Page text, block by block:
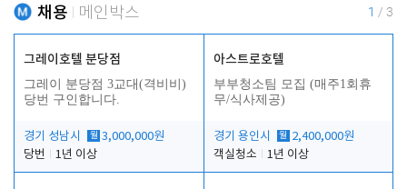
채용 메인박스 1 / 3
그레이호텔 분당점
그레이 분당점 3교대(격비비)
당번 구인합니다.
경기 성남시 월 3,000,000원
당번
1년 이상
아스트로호텔
부부청소팀 모집 (매주1회휴
무/식사제공)
경기 용인시 월 2,400,000원
객실청소
1년 이상